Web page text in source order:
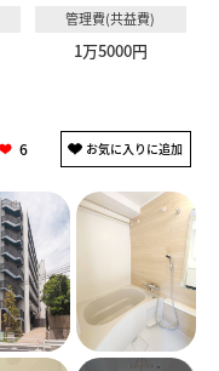
管理費(共益費)
1万5000円
6